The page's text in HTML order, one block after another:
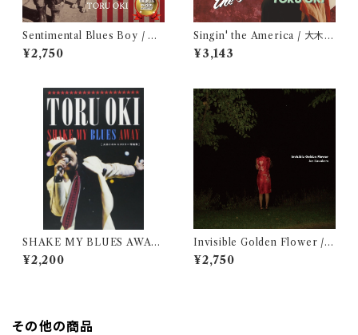
Sentimental Blues Boy / 大
木トオル
¥2,750
Singin' the America / 大木ト
オル
¥3,143
SHAKE MY BLUES AWAY
/ 大木トオル (写真集)
¥2,200
Invisible Golden Flower / J
un Kawabata
¥2,750
その他の商品